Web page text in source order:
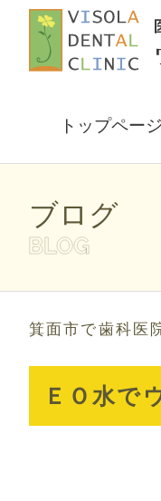
トップページ
ブログ
箕面市で歯科医
ＥＯ水で